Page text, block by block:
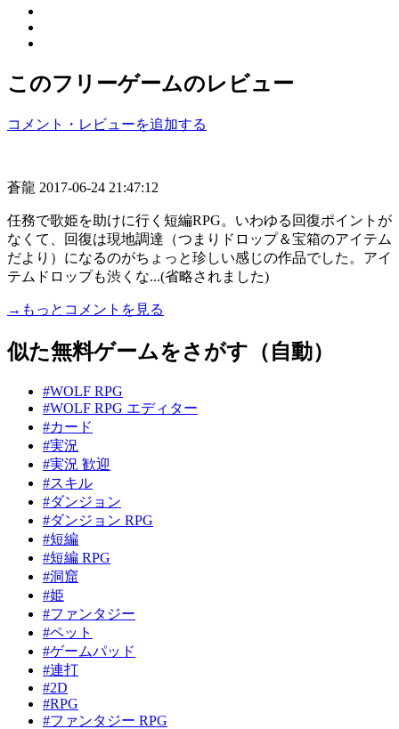
このフリーゲームのレビュー
コメント・レビューを追加する
蒼龍 2017-06-24 21:47:12
任務で歌姫を助けに行く短編RPG。いわゆる回復ポイントが
なくて、回復は現地調達（つまりドロップ＆宝箱のアイテム
だより）になるのがちょっと珍しい感じの作品でした。アイ
テムドロップも渋くな...(省略されました)
→もっとコメントを見る
似た無料ゲームをさがす（自動）
#WOLF RPG
#WOLF RPG エディター
#カード
#実況
#実況 歓迎
#スキル
#ダンジョン
#ダンジョン RPG
#短編
#短編 RPG
#洞窟
#姫
#ファンタジー
#ペット
#ゲームパッド
#連打
#2D
#RPG
#ファンタジー RPG